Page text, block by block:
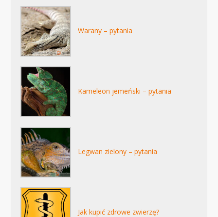
Warany – pytania
Kameleon jemeński – pytania
Legwan zielony – pytania
Jak kupić zdrowe zwierzę?